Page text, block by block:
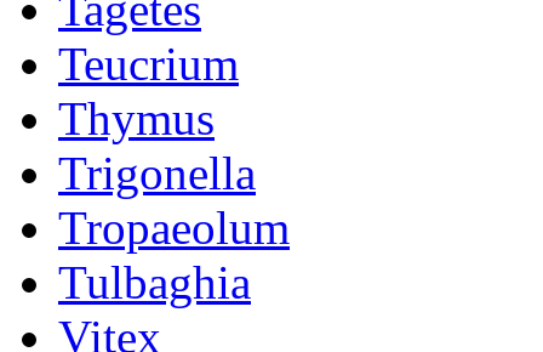
Teucrium
Thymus
Trigonella
Tropaeolum
Tulbaghia
Vitex